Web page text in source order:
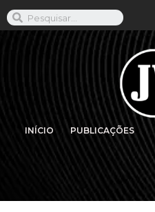
INÍCIO PUBLICAÇÕES